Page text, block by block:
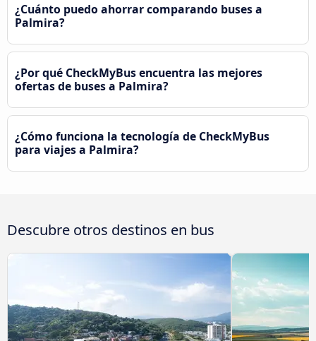
¿Cuánto puedo ahorrar comparando buses a
Palmira?
¿Por qué CheckMyBus encuentra las mejores
ofertas de buses a Palmira?
¿Cómo funciona la tecnología de CheckMyBus
para viajes a Palmira?
Descubre otros destinos en bus